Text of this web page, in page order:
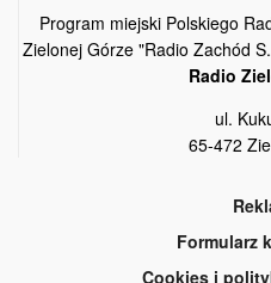
Program miejski Polskiego
Zielonej Górze "Radio Zachód
Radio
ul.
65-472
Formularz
Cookies i